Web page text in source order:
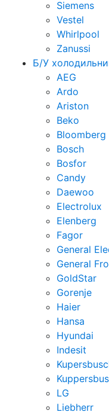
Siemens
Vestel
Whirlpool
Zanussi
Б/У
AEG
Ardo
Ariston
Beko
Bloomberg
Bosch
Bosfor
Candy
Daewoo
Electrolux
Elenberg
Fagor
General
General
GoldStar
Gorenje
Haier
Hansa
Hyundai
Indesit
LG
Liebherr